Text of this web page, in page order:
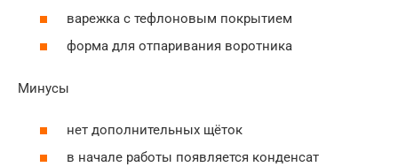
варежка с тефлоновым покрытием
форма для отпаривания воротника
Минусы
нет дополнительных щёток
в начале работы появляется конденсат